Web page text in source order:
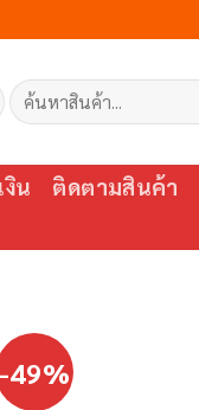
ค้นหา:
งิน ติดตามสินค้า
-49%